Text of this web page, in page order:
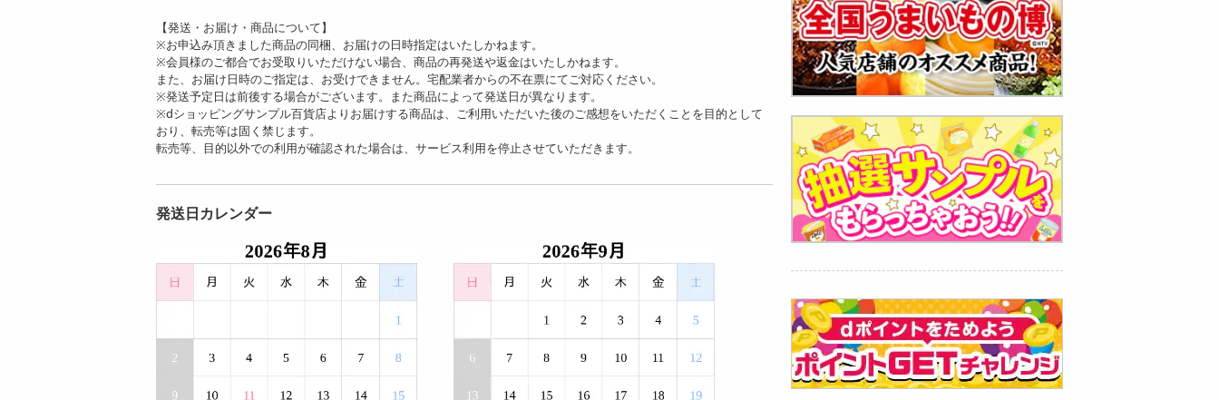
【発送・お届け・商品について】
※お申込み頂きました商品の同梱、お届けの日時指定はいたしかねます。
※会員様のご都合でお受取りいただけない場合、商品の再発送や返金はいたしかねます。
また、お届け日時のご指定は、お受けできません。宅配業者からの不在票にてご対応ください。
※発送予定日は前後する場合がございます。また商品によって発送日が異なります。
※dショッピングサンプル百貨店よりお届けする商品は、ご利用いただいた後のご感想をいただくことを目的として
おり、転売等は固く禁じます。
転売等、目的以外での利用が確認された場合は、サービス利用を停止させていただきます。
発送日カレンダー